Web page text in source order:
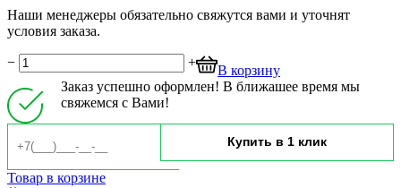
Наши менеджеры обязательно свяжутся вами и уточнят
условия заказа.
− +
В корзину
Заказ успешно оформлен! В ближашее время мы
свяжемся с Вами!
Товар в корзине